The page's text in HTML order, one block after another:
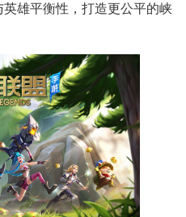
雄平衡性，打造更公平的峡